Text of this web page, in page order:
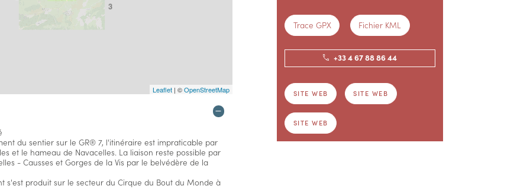
Leaflet| ©OpenStreetMap
du sentier sur le GR® 7, l'itinéraire est impraticable par
et le hameau de Navacelles. La liaison reste possible par
- Causses et Gorges de la Vis par le belvédère de la
produit sur le secteur du Cirque du Bout du Monde à
Trace GPX Fichier KML
+33 4 67 88 86 44
SITE WEB SITE WEB
SITE WEB